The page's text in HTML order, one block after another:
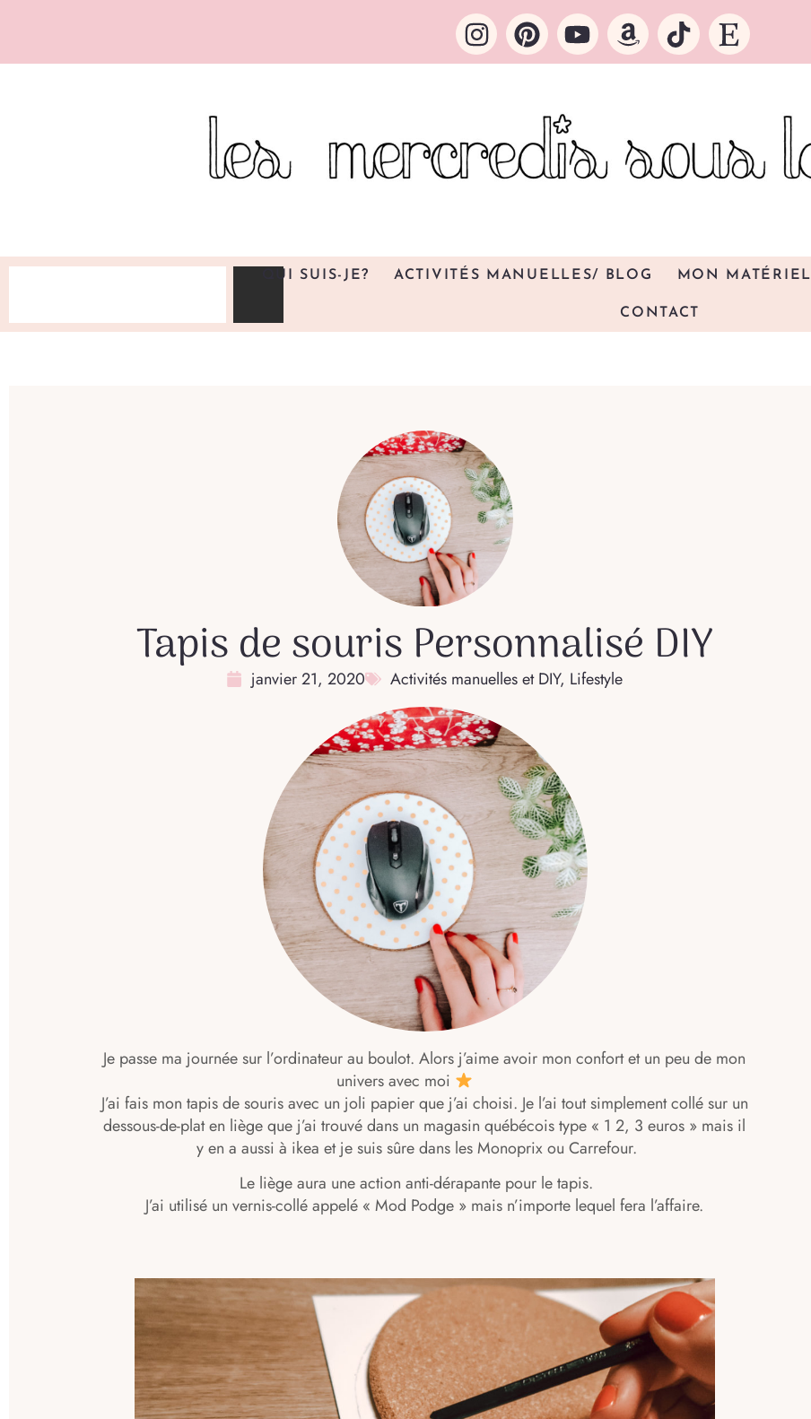
QUI SUIS-JE? ACTIVITÉS MANUELLES/ BLOG MON MATÉRIEL
CONTACT
Tapis de souris Personnalisé DIY
janvier 21, 2020 Activités manuelles et DIY, Lifestyle
Je passe ma journée sur l’ordinateur au boulot. Alors j’aime avoir mon confort et un peu de mon
univers avec moi
J’ai fais mon tapis de souris avec un joli papier que j’ai choisi. Je l’ai tout simplement collé sur un
dessous-de-plat en liège que j’ai trouvé dans un magasin québécois type « 1 2, 3 euros » mais il
y en a aussi à ikea et je suis sûre dans les Monoprix ou Carrefour. ⠀
Le liège aura une action anti-dérapante pour le tapis. ⠀
J’ai utilisé un vernis-collé appelé « Mod Podge » mais n’importe lequel fera l’affaire.